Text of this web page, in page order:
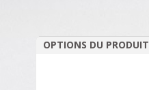
OPTIONS DU PRODUIT